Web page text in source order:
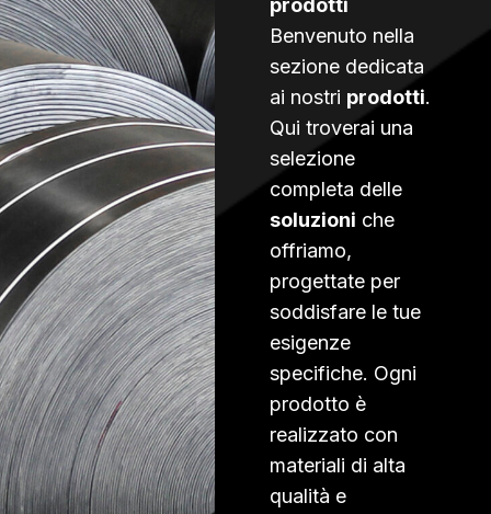
prodotti
Benvenuto nella
sezione dedicata
ai nostri prodotti.
Qui troverai una
selezione
completa delle
soluzioni che
offriamo,
progettate per
soddisfare le tue
esigenze
specifiche. Ogni
prodotto è
realizzato con
materiali di alta
qualità e